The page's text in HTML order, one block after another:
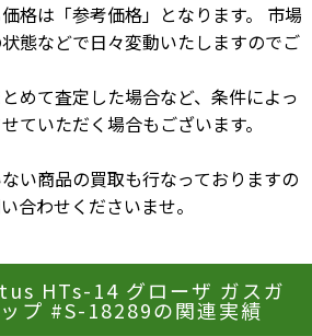
格は「参考価格」となります。 市場
態などで日々変動いたしますのでご
めて査定した場合など、条件によっ
ていただく場合もございます。
い商品の買取も行なっておりますの
合わせくださいませ。
HTs-14 グローザ ガスガ
プ #S-18289の関連実績